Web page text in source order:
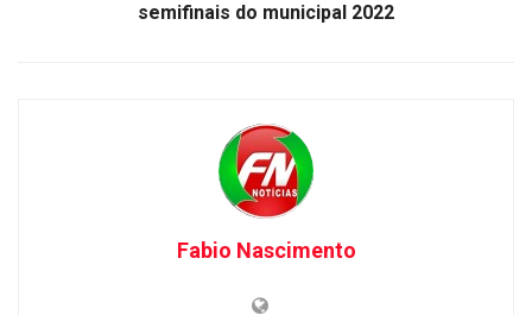
semifinais do municipal 2022
Fabio Nascimento